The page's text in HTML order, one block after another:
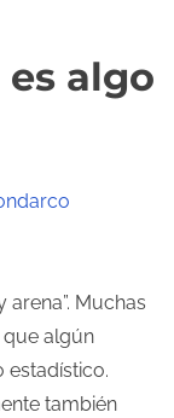
es algo
arena”. Muchas
que algún
estadístico.
también